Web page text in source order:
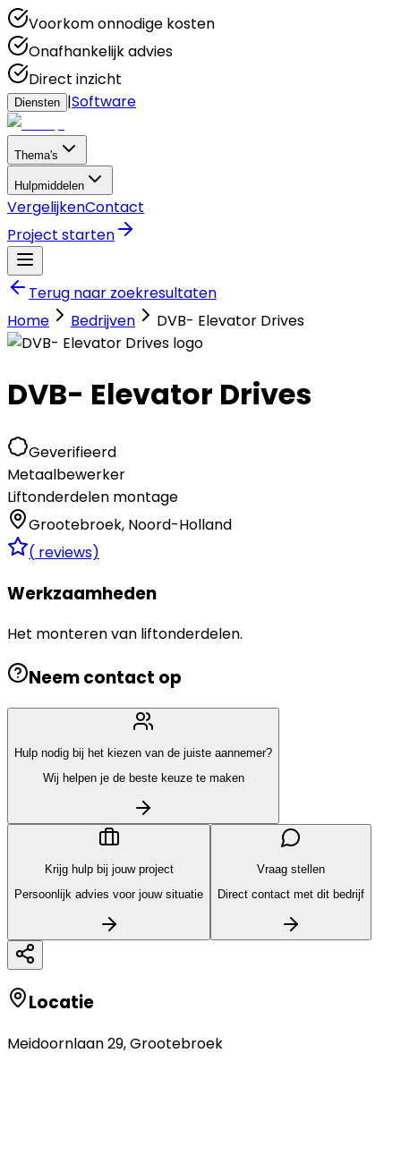
Voorkom onnodige kosten
Onafhankelijk advies
Direct inzicht
Diensten |Software
Thema's
Hulpmiddelen
VergelijkenContact
Project starten
Terug naar zoekresultaten
Home
Bedrijven DVB- Elevator Drives
DVB- Elevator Drives
Geverifieerd
Metaalbewerker
Liftonderdelen montage
Grootebroek, Noord-Holland
( reviews)
Werkzaamheden
Het monteren van liftonderdelen.
Neem contact op
Hulp nodig bij het kiezen van de juiste aannemer?
Wij helpen je de beste keuze te maken
Krijg hulp bij jouw project
Persoonlijk advies voor jouw situatie
Vraag stellen
Direct contact met dit bedrijf
Locatie
Meidoornlaan 29,Grootebroek